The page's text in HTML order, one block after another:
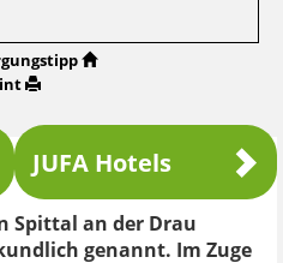
JUFA Hotels
Spittal an der Drau
genannt. Im Zuge